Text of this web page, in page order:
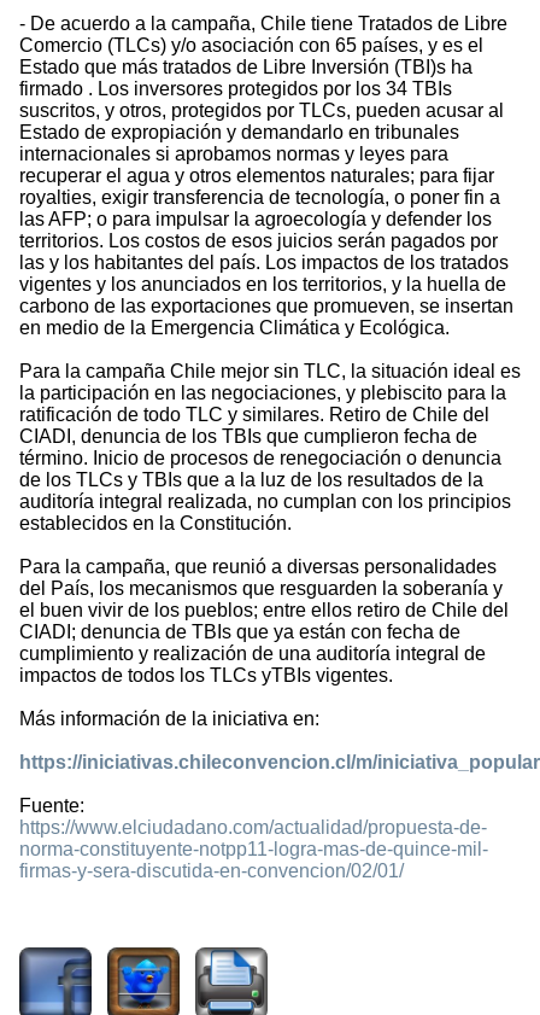
- De acuerdo a la campaña, Chile tiene Tratados de Libre
Comercio (TLCs) y/o asociación con 65 países, y es el
Estado que más tratados de Libre Inversión (TBI)s ha
firmado . Los inversores protegidos por los 34 TBIs
suscritos, y otros, protegidos por TLCs, pueden acusar al
Estado de expropiación y demandarlo en tribunales
internacionales si aprobamos normas y leyes para
recuperar el agua y otros elementos naturales; para fijar
royalties, exigir transferencia de tecnología, o poner fin a
las AFP; o para impulsar la agroecología y defender los
territorios. Los costos de esos juicios serán pagados por
las y los habitantes del país. Los impactos de los tratados
vigentes y los anunciados en los territorios, y la huella de
carbono de las exportaciones que promueven, se insertan
en medio de la Emergencia Climática y Ecológica.
Para la campaña Chile mejor sin TLC, la situación ideal es
la participación en las negociaciones, y plebiscito para la
ratificación de todo TLC y similares. Retiro de Chile del
CIADI, denuncia de los TBIs que cumplieron fecha de
término. Inicio de procesos de renegociación o denuncia
de los TLCs y TBIs que a la luz de los resultados de la
auditoría integral realizada, no cumplan con los principios
establecidos en la Constitución.
Para la campaña, que reunió a diversas personalidades
del País, los mecanismos que resguarden la soberanía y
el buen vivir de los pueblos; entre ellos retiro de Chile del
CIADI; denuncia de TBIs que ya están con fecha de
cumplimiento y realización de una auditoría integral de
impactos de todos los TLCs yTBIs vigentes.
Más información de la iniciativa en:
https://iniciativas.chileconvencion.cl/m/
Fuente:
https://www.elciudadano.com/actualidad/propuesta-de-
norma-constituyente-notpp11-logra-mas-de-quince-mil-
firmas-y-sera-discutida-en-convencion/02/01/